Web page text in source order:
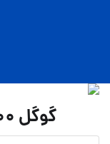
گوگل 100 هزار کلمه را فیلتر کرد